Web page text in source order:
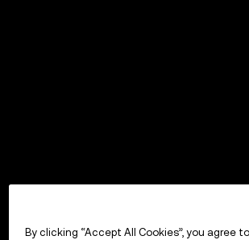
By clicking “Accept All Cookies”, you agree